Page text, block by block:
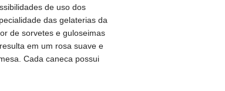
de uso dos
das gelaterias da
de sorvetes e guloseimas
em um rosa suave e
Cada caneca possui